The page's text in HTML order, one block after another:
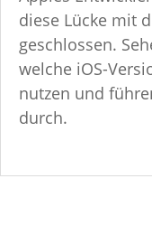
diese Lücke mit
geschlossen.
welche iOS-
nutzen und
durch.